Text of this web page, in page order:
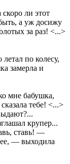
ли этот
а уж досижу
за раз! <...>
по колесу,
замерла и
мне бабушка,
тебе! <...>
крупер...
ставь! —
— выходила